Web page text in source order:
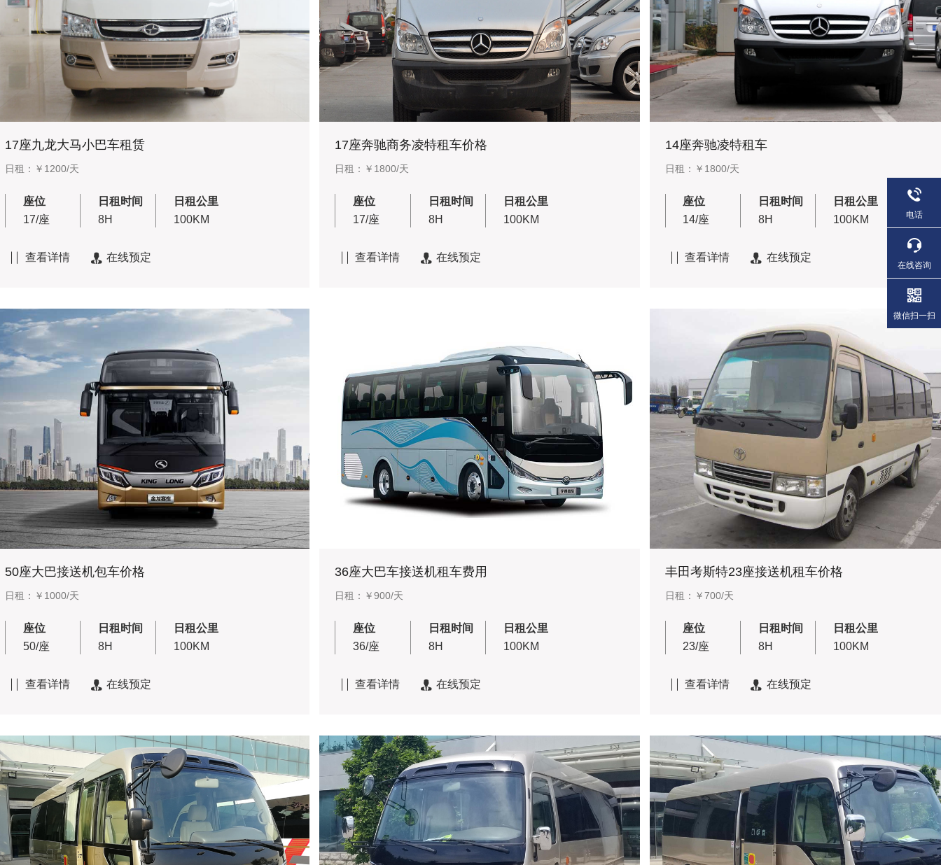
17座九龙大马小巴车租赁
日租：￥1200/天
座位
17/座
日租时间
8H
日租公里
100KM
查看详情  在线预定
17座奔驰商务凌特租车价格
日租：￥1800/天
座位
17/座
日租时间
8H
日租公里
100KM
查看详情  在线预定
14座奔驰凌特租车
日租：￥1800/天
座位
14/座
日租时间
8H
日租公里
100KM
查看详情  在线预定
50座大巴接送机包车价格
日租：￥1000/天
座位
50/座
日租时间
8H
日租公里
100KM
查看详情  在线预定
36座大巴车接送机租车费用
日租：￥900/天
座位
36/座
日租时间
8H
日租公里
100KM
查看详情  在线预定
丰田考斯特23座接送机租车价格
日租：￥700/天
座位
23/座
日租时间
8H
日租公里
100KM
查看详情  在线预定
电话
在线咨询
微信扫一扫